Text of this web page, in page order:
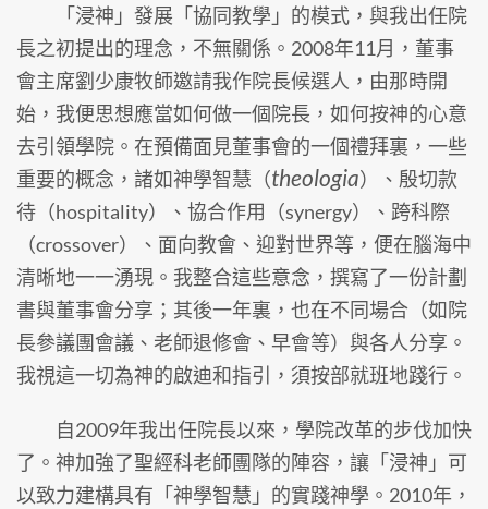
「浸神」發展「協同教學」的模式，與我出任院
長之初提出的理念，不無關係。2008年11月，董事
會主席劉少康牧師邀請我作院長候選人，由那時開
始，我便思想應當如何做一個院長，如何按神的心意
去引領學院。在預備面見董事會的一個禮拜裏，一些
重要的概念，諸如神學智慧（theologia）、殷切款
待（hospitality）、協合作用（synergy）、跨科際
（crossover）、面向教會、迎對世界等，便在腦海中
清晰地一一湧現。我整合這些意念，撰寫了一份計劃
書與董事會分享；其後一年裏，也在不同場合（如院
長參議團會議、老師退修會、早會等）與各人分享。
我視這一切為神的啟迪和指引，須按部就班地踐行。
自2009年我出任院長以來，學院改革的步伐加快
了。神加強了聖經科老師團隊的陣容，讓「浸神」可
以致力建構具有「神學智慧」的實踐神學。2010年，